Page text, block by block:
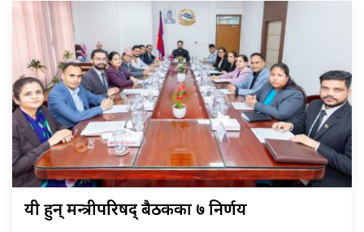
यी हुन् मन्त्रीपरिषद् बैठकका ७ निर्णय